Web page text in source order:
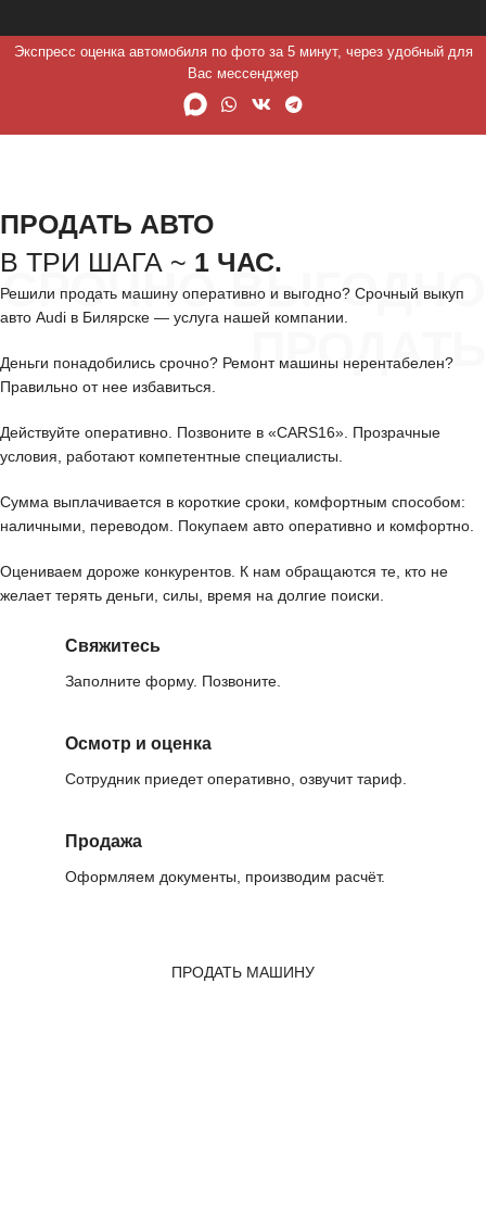
Экспресс оценка автомобиля по фото за 5 минут, через удобный для
Вас мессенджер
СРОЧНО ВЫГОДНО
ПРОДАТЬ
ПРОДАТЬ АВТО
В ТРИ ШАГА ~ 1 ЧАС.
Решили продать машину оперативно и выгодно? Срочный выкуп
авто Audi в Билярске — услуга нашей компании.
Деньги понадобились срочно? Ремонт машины нерентабелен?
Правильно от нее избавиться.
Действуйте оперативно. Позвоните в «CARS16». Прозрачные
условия, работают компетентные специалисты.
Сумма выплачивается в короткие сроки, комфортным способом:
наличными, переводом. Покупаем авто оперативно и комфортно.
Оцениваем дороже конкурентов. К нам обращаются те, кто не
желает терять деньги, силы, время на долгие поиски.
Свяжитесь
Заполните форму. Позвоните.
Осмотр и оценка
Сотрудник приедет оперативно, озвучит тариф.
Продажа
Оформляем документы, производим расчёт.
ПРОДАТЬ МАШИНУ